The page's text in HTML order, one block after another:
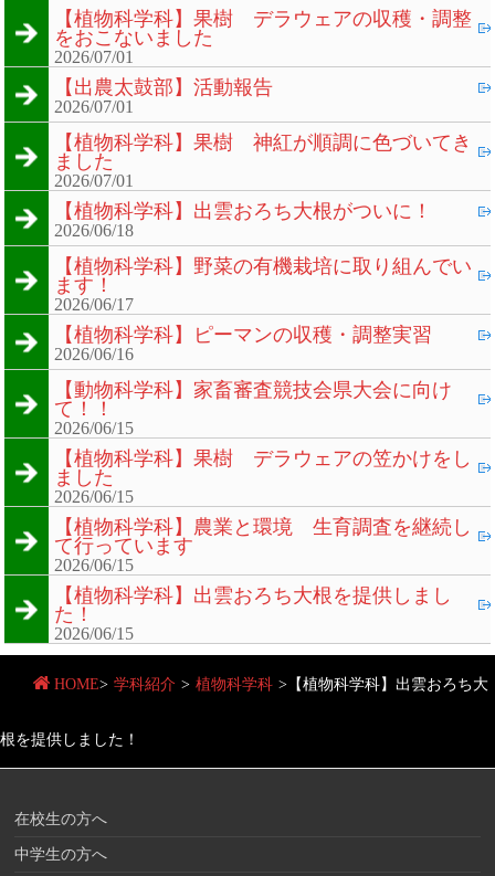
【植物科学科】果樹 デラウェアの収穫・調整
をおこないました
2026/07/01
【出農太鼓部】活動報告
2026/07/01
【植物科学科】果樹 神紅が順調に色づいてき
ました
2026/07/01
【植物科学科】出雲おろち大根がついに！
2026/06/18
【植物科学科】野菜の有機栽培に取り組んでい
ます！
2026/06/17
【植物科学科】ピーマンの収穫・調整実習
2026/06/16
【動物科学科】家畜審査競技会県大会に向け
て！！
2026/06/15
【植物科学科】果樹 デラウェアの笠かけをし
ました
2026/06/15
【植物科学科】農業と環境 生育調査を継続し
て行っています
2026/06/15
【植物科学科】出雲おろち大根を提供しまし
た！
2026/06/15
HOME> 学科紹介 > 植物科学科 > 【植物科学科】出雲おろち大
根を提供しました！
在校生の方へ
中学生の方へ